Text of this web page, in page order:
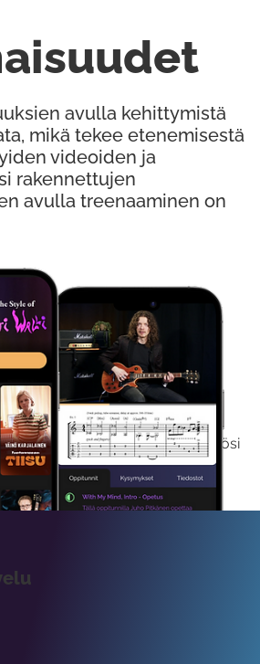
Ilmaiseksi
saat koko sisältömme käyttöösi
viikon ajaksi.
avulla kehittymistä
mikä tekee etenemisestä
videoiden ja
rakennettujen
avulla treenaaminen on